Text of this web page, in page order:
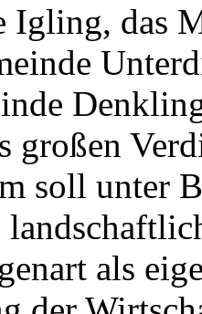
Igling, das
großen
soll unter
als